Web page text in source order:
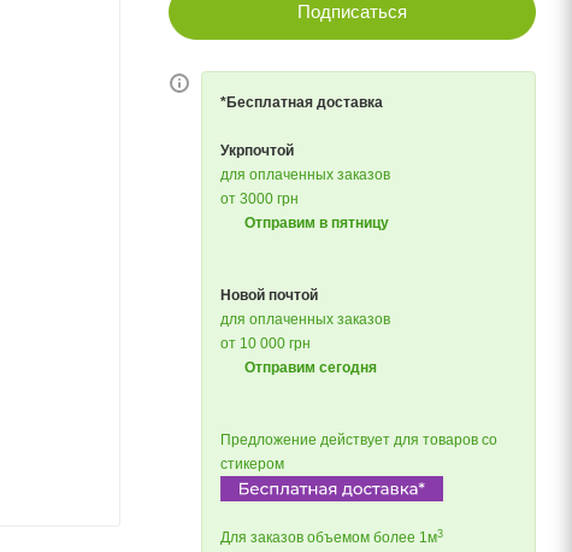
Подписаться
*Бесплатная доставка
Укрпочтой
для оплаченных заказов
от 3000 грн
Отправим в пятницу
Новой почтой
для оплаченных заказов
от 10 000 грн
Отправим сегодня
Предложение действует для товаров со
стикером
Для заказов объемом более 1м3